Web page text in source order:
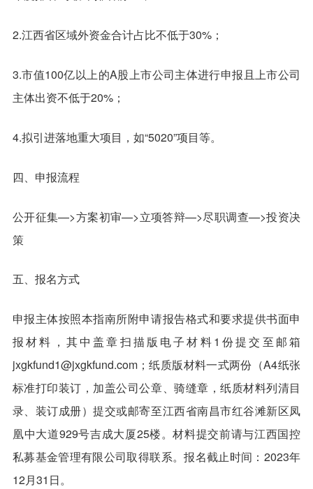
2.江西省区域外资金合计占比不低于30%；
3.市值100亿以上的A股上市公司主体进行申报且上市公司
主体出资不低于20%；
4.拟引进落地重大项目，如“5020”项目等。
四、申报流程
公开征集—>方案初审—>立项答辩—>尽职调查—>投资决
策
五、报名方式
申报主体按照本指南所附申请报告格式和要求提供书面申
报材料，其中盖章扫描版电子材料1份提交至邮箱
jxgkfund1@jxgkfund.com；纸质版材料一式两份（A4纸张
标准打印装订，加盖公司公章、骑缝章，纸质材料列清目
录、装订成册）提交或邮寄至江西省南昌市红谷滩新区凤
凰中大道929号吉成大厦25楼。材料提交前请与江西国控
私募基金管理有限公司取得联系。报名截止时间：2023年
12月31日。